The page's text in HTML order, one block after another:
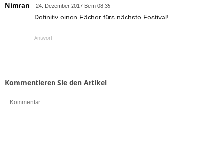
Nimran 24. Dezember 2017 Beim 08:35
Definitiv einen Fächer fürs nächste Festival!
Antwort
Kommentieren Sie den Artikel